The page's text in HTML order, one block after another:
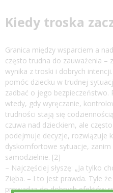
Kiedy troska
Granica między wsparciem a
często trudna do zauważenia –
wynika z troski i dobrych
pomóc dziecku w trudnej
zadbać o jego bezpieczeństwo.
wtedy, gdy wyręczanie,
trudności stają się
czuwa nad dzieckiem, ale
podejmuje decyzje, rozwiązuje
dyskomfortowe sytuacje, zanim
samodzielnie. [2]
– Najczęściej słyszę: „Ja tylko
Zięba. – I to jest prawda. Tyle
prowadzą do dobrych efektów